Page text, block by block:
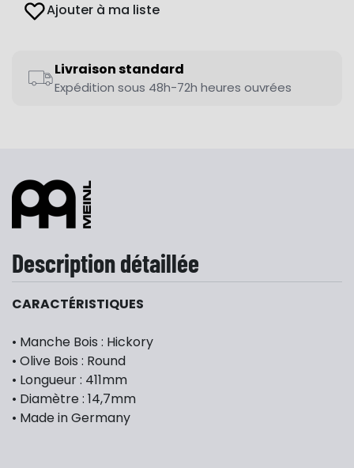
Ajouter à ma liste
Livraison standard
Expédition sous 48h-72h heures ouvrées
Description détaillée
CARACTÉRISTIQUES
• Manche Bois : Hickory
• Olive Bois : Round
• Longueur : 411mm
• Diamètre : 14,7mm
• Made in Germany